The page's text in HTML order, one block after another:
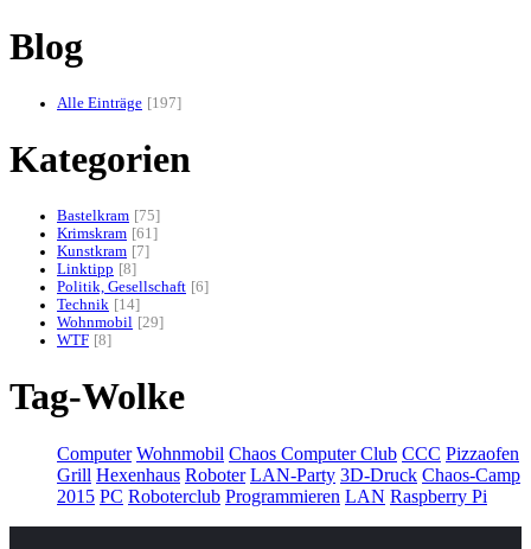
Blog
Alle Einträge 197
Kategorien
Bastelkram
75
Krimskram 61
Kunstkram
7
Linktipp
8
Politik, Gesellschaft 6
Technik
14
Wohnmobil
29
WTF 8
Tag-Wolke
Computer Wohnmobil Chaos Computer Club CCC Pizzaofen
Grill Hexenhaus Roboter LAN-Party 3D-Druck Chaos-Camp
2015 PC Roboterclub Programmieren LAN Raspberry Pi